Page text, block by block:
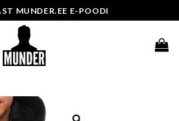
MUNDER.EE E-POODI